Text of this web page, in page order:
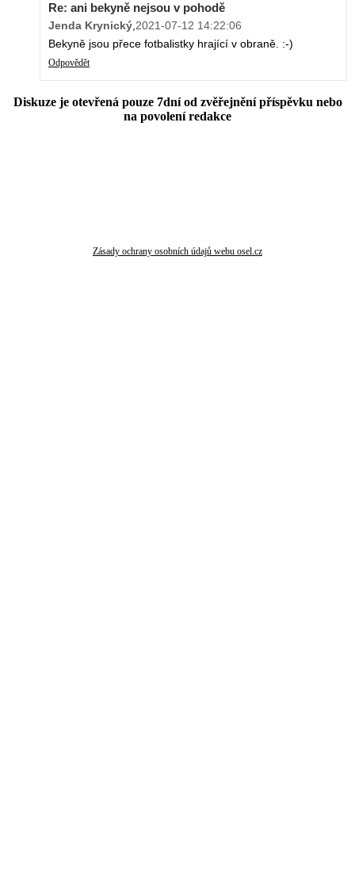
Re: ani bekyně nejsou v pohodě
Jenda Krynický,2021-07-12 14:22:06
Bekyně jsou přece fotbalistky hrající v obraně. :-)
Odpovědět
Diskuze je otevřená pouze 7dní od zvěřejnění příspěvku nebo
na povolení redakce
Zásady ochrany osobních údajů webu osel.cz